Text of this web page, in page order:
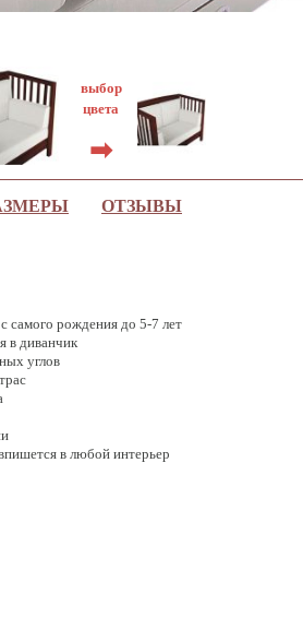
выбор
цвета
➡
ОТЗЫВЫ
самого рождения до 5-7 лет
в диванчик
углов
в любой интерьер